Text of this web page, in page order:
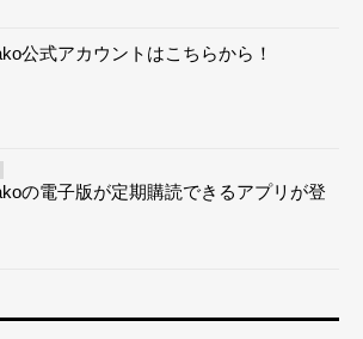
公式アカウントはこちらから！
の電子版が定期購読できるアプリが登